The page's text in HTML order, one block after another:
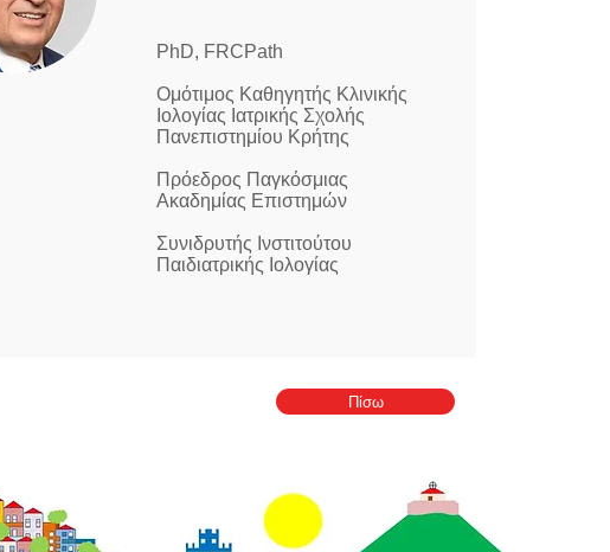
PhD, FRCPath
Ομότιμος Καθηγητής Κλινικής
Ιολογίας Ιατρικής Σχολής
Πανεπιστημίου Κρήτης
Πρόεδρος Παγκόσμιας
Ακαδημίας Επιστημών
Συνιδρυτής Ινστιτούτου
Παιδιατρικής Ιολογίας
Πίσω